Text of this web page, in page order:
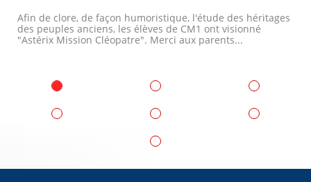
Afin de clore, de façon humoristique, l'étude des héritages
des peuples anciens, les élèves de CM1 ont visionné
"Astérix Mission Cléopatre". Merci aux parents...